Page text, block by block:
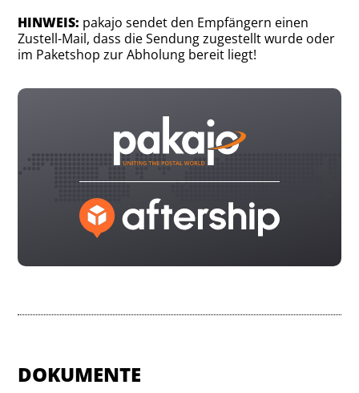
HINWEIS: pakajo sendet den Empfängern einen
Zustell-Mail, dass die Sendung zugestellt wurde oder
im Paketshop zur Abholung bereit liegt!
DOKUMENTE